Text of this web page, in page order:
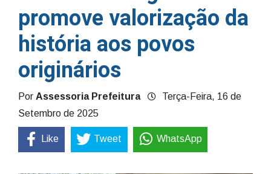
promove valorização da
história aos povos
originários
Por Assessoria Prefeitura
Terça-Feira, 16 de
Setembro de 2025
Like Tweet WhatsApp